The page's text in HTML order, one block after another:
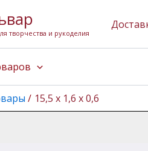
творчества и рукоделия
15,5 х 1,6 х 0,6